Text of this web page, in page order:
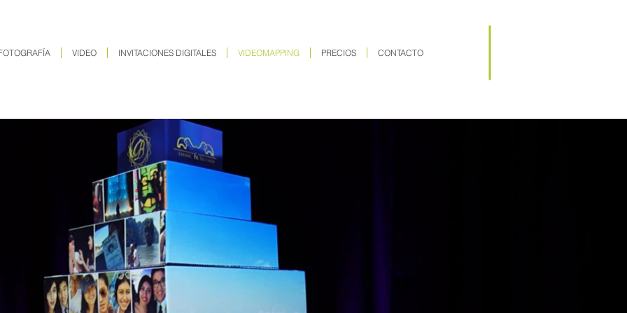
VIDEO INVITACIONES DIGITALES VIDEOMAPPING PRECIOS CONTACTO